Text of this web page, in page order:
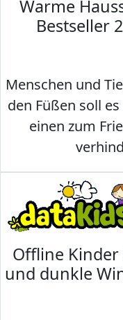
Warme
Bestseller
Menschen und
den Füßen soll
einen zum
Offline
und dunkle